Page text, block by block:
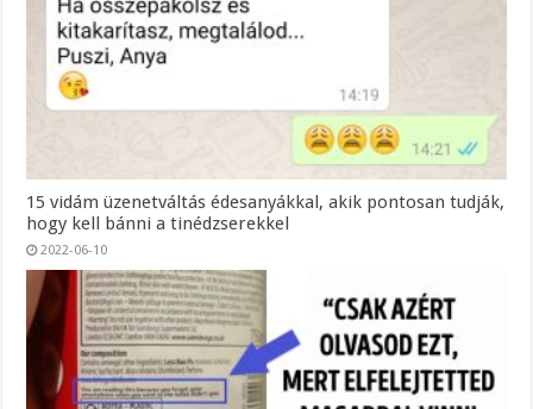
15 vidám üzenetváltás édesanyákkal, akik pontosan tudják,
hogy kell bánni a tinédzserekkel
2022-06-10